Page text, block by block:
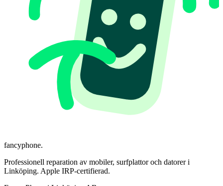
fancyphone.
Professionell reparation av mobiler, surfplattor och datorer i
Linköping. Apple IRP-certifierad.